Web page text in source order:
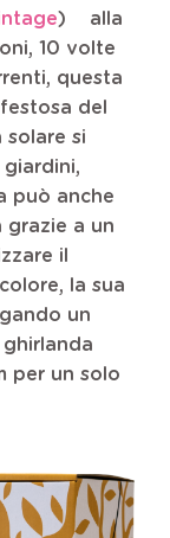
)
alla
10 volte
questa
del
solare si
può anche
grazie a un
il
la sua
un
per un solo